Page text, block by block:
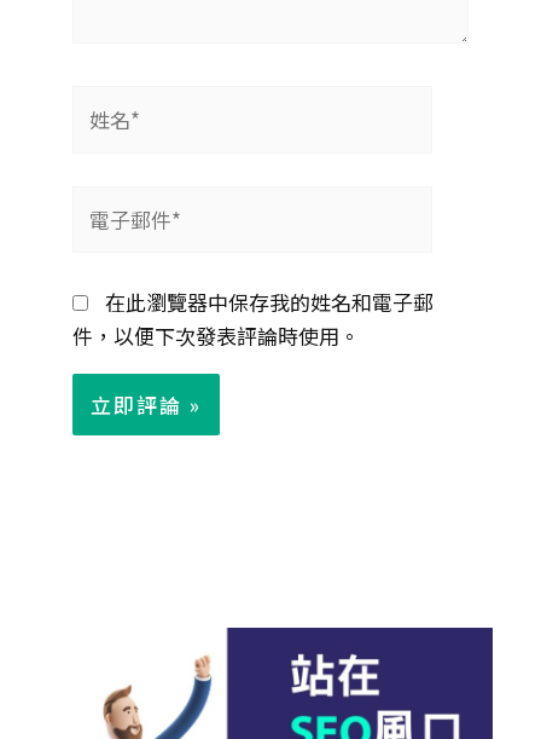
名
件
*
在此瀏覽器中保存我的姓名和電子郵
件，以便下次發表評論時使用。